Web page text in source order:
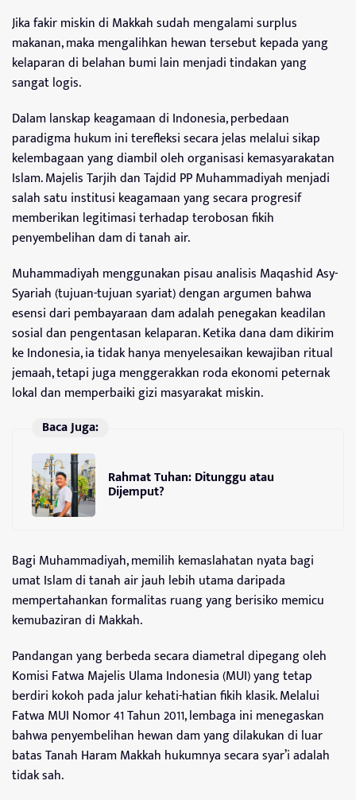
Jika fakir miskin di Makkah sudah mengalami surplus
makanan, maka mengalihkan hewan tersebut kepada yang
kelaparan di belahan bumi lain menjadi tindakan yang
sangat logis.
Dalam lanskap keagamaan di Indonesia, perbedaan
paradigma hukum ini terefleksi secara jelas melalui sikap
kelembagaan yang diambil oleh organisasi kemasyarakatan
Islam. Majelis Tarjih dan Tajdid PP Muhammadiyah menjadi
salah satu institusi keagamaan yang secara progresif
memberikan legitimasi terhadap terobosan fikih
penyembelihan dam di tanah air.
Muhammadiyah menggunakan pisau analisis Maqashid Asy-
Syariah (tujuan-tujuan syariat) dengan argumen bahwa
esensi dari pembayaraan dam adalah penegakan keadilan
sosial dan pengentasan kelaparan. Ketika dana dam dikirim
ke Indonesia, ia tidak hanya menyelesaikan kewajiban ritual
jemaah, tetapi juga menggerakkan roda ekonomi peternak
lokal dan memperbaiki gizi masyarakat miskin.
Baca Juga:
Rahmat Tuhan: Ditunggu atau
Dijemput?
Bagi Muhammadiyah, memilih kemaslahatan nyata bagi
umat Islam di tanah air jauh lebih utama daripada
mempertahankan formalitas ruang yang berisiko memicu
kemubaziran di Makkah.
Pandangan yang berbeda secara diametral dipegang oleh
Komisi Fatwa Majelis Ulama Indonesia (MUI) yang tetap
berdiri kokoh pada jalur kehati-hatian fikih klasik. Melalui
Fatwa MUI Nomor 41 Tahun 2011, lembaga ini menegaskan
bahwa penyembelihan hewan dam yang dilakukan di luar
batas Tanah Haram Makkah hukumnya secara syar’i adalah
tidak sah.